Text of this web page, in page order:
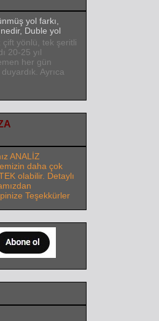
yol farkı,
Duble yol
çift yönlü, tek şeritli
20-25 yıl
her gün
Ayrıca
ANALİZ
daha çok
olabilir. Detaylı
Teşekkürler